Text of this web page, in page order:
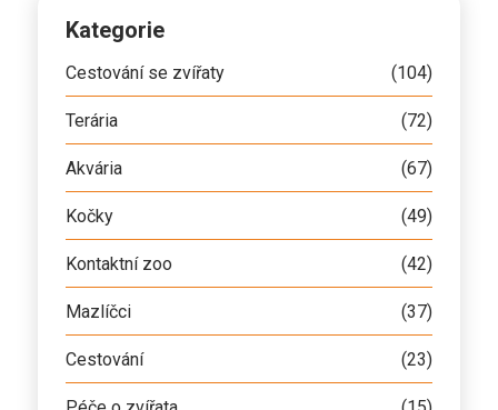
Kategorie
Cestování se zvířaty (104)
Terária (72)
Akvária (67)
Kočky (49)
Kontaktní zoo (42)
Mazlíčci (37)
Cestování (23)